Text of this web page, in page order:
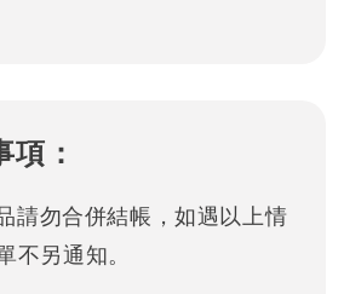
：
請勿合併結帳，如遇以上情
不另通知。